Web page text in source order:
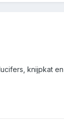
knijpkat